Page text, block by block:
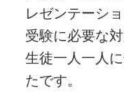
レゼンテーシ
受験に必要な
生徒一人一人
たです。